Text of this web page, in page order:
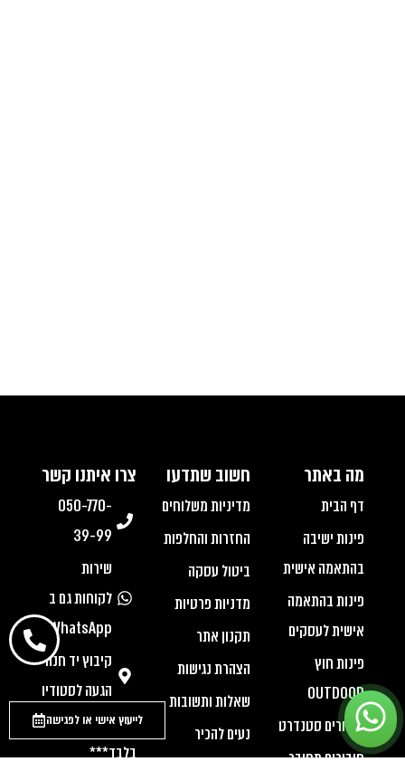
לייעוץ אישי או לפגישה
מה באתר
דף הבית
פינות ישיבה
בהתאמה אישית
פינות בהתאמה
אישית לעסקים
פינות חוץ
OUTDOOR
חיבורים סטנדרט
חיבורים מחובר
חשוב שתדעו
מדיניות משלוחים
החזרות והחלפות
ביטול עסקה
מדניות פרטיות
תקנון אתר
הצהרת נגישות
שאלות ותשובות
נעים להכיר
צרו איתנו קשר
050-770-
39-99
שירות
לקוחות גם ב
WhatsApp
קיבוץ יד חנה
הגעה לסטודיו
***בתאום מראש
בלבד***